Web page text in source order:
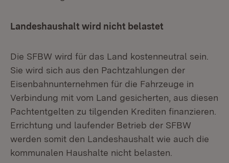
Landeshaushalt wird nicht belastet
Die SFBW wird für das Land kostenneutral sein.
Sie wird sich aus den Pachtzahlungen der
Eisenbahnunternehmen für die Fahrzeuge in
Verbindung mit vom Land gesicherten, aus diesen
Pachtentgelten zu tilgenden Krediten finanzieren.
Errichtung und laufender Betrieb der SFBW
werden somit den Landeshaushalt wie auch die
kommunalen Haushalte nicht belasten.